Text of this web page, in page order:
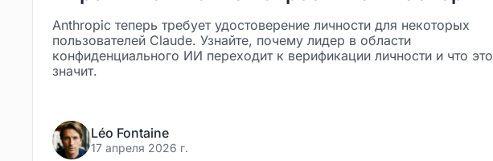
Anthropic теперь требует удостоверение личности для некоторых
пользователей Claude. Узнайте, почему лидер в области
конфиденциального ИИ переходит к верификации личности и что это
значит.
Léo Fontaine
17 апреля 2026 г.